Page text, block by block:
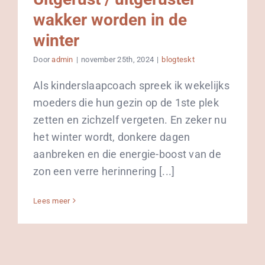
wakker worden in de
winter
Dooradmin | november 25th, 2024 | blogteskt
Als kinderslaapcoach spreek ik wekelijks
moeders die hun gezin op de 1ste plek
zetten en zichzelf vergeten. En zeker nu
het winter wordt, donkere dagen
aanbreken en die energie-boost van de
zon een verre herinnering [...]
Lees meer